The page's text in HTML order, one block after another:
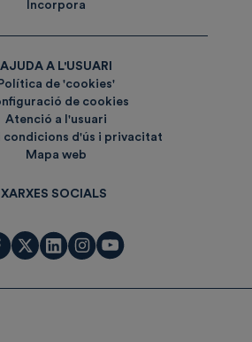
Incorpora
AJUDA A L'USUARI
Política de 'cookies'
de cookies
Atenció a l'usuari
condicions d'ús i privacitat
Mapa web
XARXES SOCIALS